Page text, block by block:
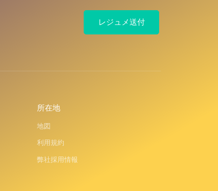
レジュメ送付
所在地
地図
利用規約
弊社採用情報